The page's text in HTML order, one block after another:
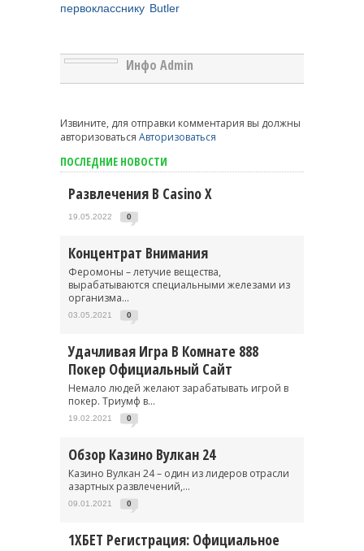
первокласснику Butler
Инфо Admin
Извините, для отправки комментария вы должны
авторизоваться Авторизоваться
ПОСЛЕДНИЕ НОВОСТИ
Развлечения В Casino X
19.05.2022 0
Концентрат Внимания
Феромоны – летучие вещества,
вырабатываются специальными железами из
организма...
03.05.2021 0
Удачливая Игра В Комнате 888
Покер Официальный Сайт
Немало людей желают зарабатывать игрой в
покер. Триумф в...
19.02.2021 0
Обзор Казино Вулкан 24
Казино Вулкан 24 – один из лидеров отрасли
азартных развлечений,...
09.01.2021 0
1ХБЕТ Регистрация: Официальное